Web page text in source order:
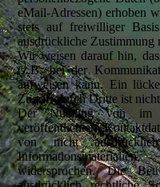
eMail-Adressen) erhoben
stets auf freiwilliger
ausdrückliche Zustimmung
Wir weisen darauf hin,
(z.B. bei der
aufweisen kann. Ein
Zugriff durch Dritte ist
Der Nutzung von im
veröffentlichten
von nicht
widersprochen. Die